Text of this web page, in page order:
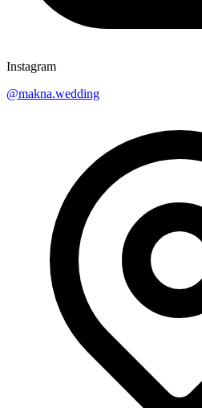
Instagram
@makna.wedding